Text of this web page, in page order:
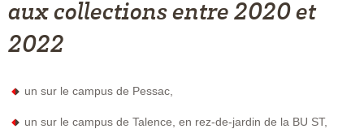
aux collections entre 2020 et
2022
un sur le campus de Pessac,
un sur le campus de Talence, en rez-de-jardin de la BU ST,